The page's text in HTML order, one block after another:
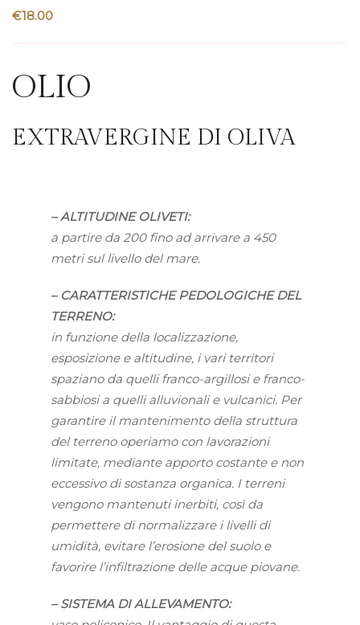
€18.00
OLIO
EXTRAVERGINE DI OLIVA
– ALTITUDINE OLIVETI:
a partire da 200 fino ad arrivare a 450
metri sul livello del mare.
– CARATTERISTICHE PEDOLOGICHE DEL
TERRENO:
in funzione della localizzazione,
esposizione e altitudine, i vari territori
spaziano da quelli franco-argillosi e franco-
sabbiosi a quelli alluvionali e vulcanici. Per
garantire il mantenimento della struttura
del terreno operiamo con lavorazioni
limitate, mediante apporto costante e non
eccessivo di sostanza organica. I terreni
vengono mantenuti inerbiti, così da
permettere di normalizzare i livelli di
umidità, evitare l’erosione del suolo e
favorire l’infiltrazione delle acque piovane.
– SISTEMA DI ALLEVAMENTO: